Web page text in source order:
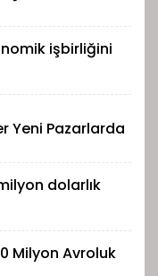
işbirliğini
Yeni Pazarlarda
dolarlık
Milyon Avroluk